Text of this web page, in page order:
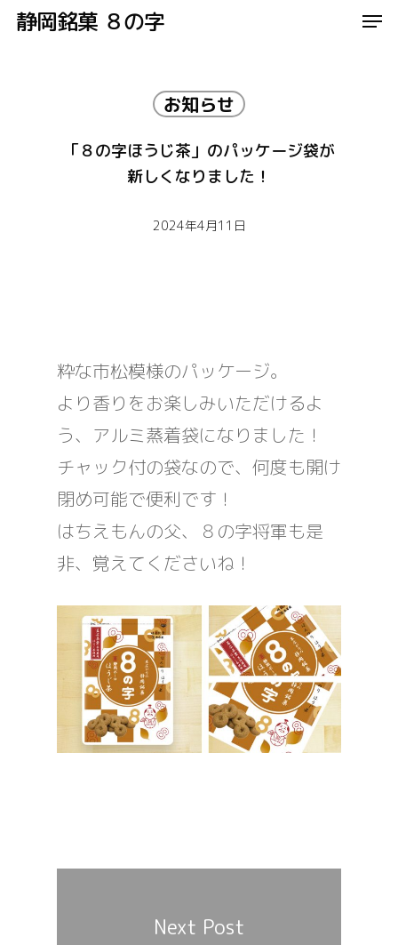
Skip静岡銘菓 ８の字
お知らせ
「８の字ほうじ茶」のパッケージ袋が
新しくなりました！
2024年4月11日
粋な市松模様のパッケージ。
より香りをお楽しみいただけるよ
う、アルミ蒸着袋になりました！
チャック付の袋なので、何度も開け
閉め可能で便利です！
はちえもんの父、８の字将軍も是
非、覚えてくださいね！
Next Post